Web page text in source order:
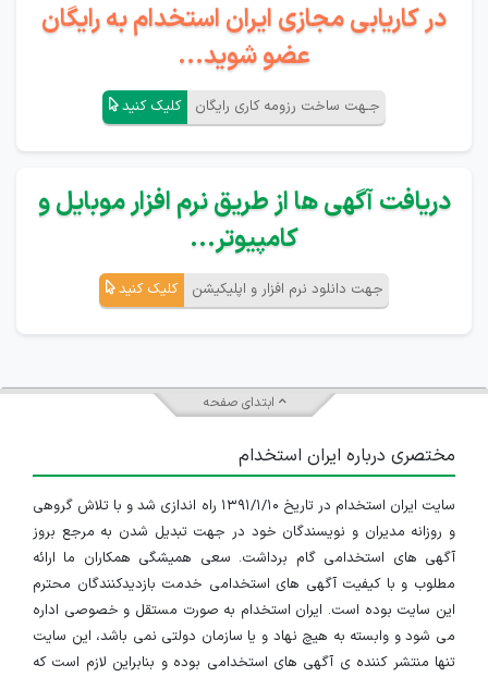
در کاریابی مجازی ایران استخدام به رایگان
عضو شوید...
جـهت ساخت رزومه کاری رایگان کلیک کنید
دریافت آگهی ها از طریق نرم افزار موبایل و
کامپیوتر...
جهت دانلود نرم افزار و اپلیکیشن کلیک کنید
ابتدای صفحه
مختصری درباره ایران استخدام
سایت ایران استخدام در تاریخ ۱۳۹۱/۱/۱۰ راه اندازی شد و با تلاش گروهی
و روزانه مدیران و نویسندگان خود در جهت تبدیل شدن به مرجع بروز
آگهی های استخدامی گام برداشت. سعی همیشگی همکاران ما ارائه
مطلوب و با کیفیت آگهی های استخدامی خدمت بازدیدکنندگان محترم
این سایت بوده است. ایران استخدام به صورت مستقل و خصوصی اداره
می شود و وابسته به هیچ نهاد و یا سازمان دولتی نمی باشد، این سایت
تنها منتشر کننده ی آگهی های استخدامی بوده و بنابراین لازم است که